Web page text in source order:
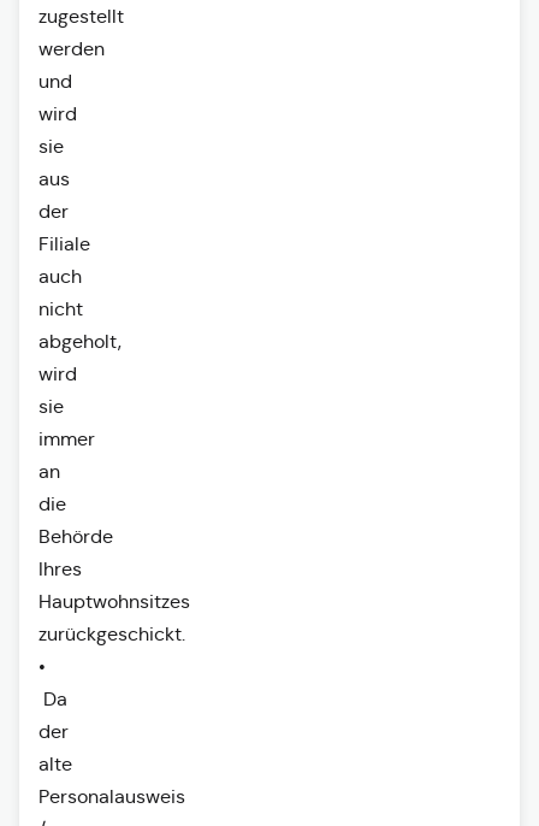
zugestellt
werden
und
wird
sie
aus
der
Filiale
auch
nicht
abgeholt,
wird
sie
immer
an
die
Behörde
Ihres
Hauptwohnsitzes
zurückgeschickt.
•
Da
der
alte
Personalausweis